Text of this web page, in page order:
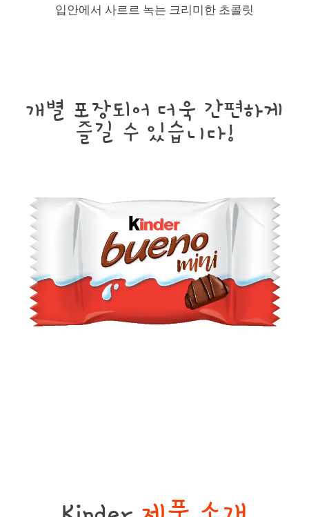
입안에서 사르르 녹는 크리미한 초콜릿
개별 포장되어 더욱 간편하게
즐길 수 있습니다!